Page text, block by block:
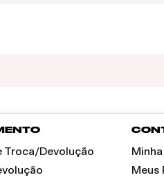
Troca/Devolução
Meus